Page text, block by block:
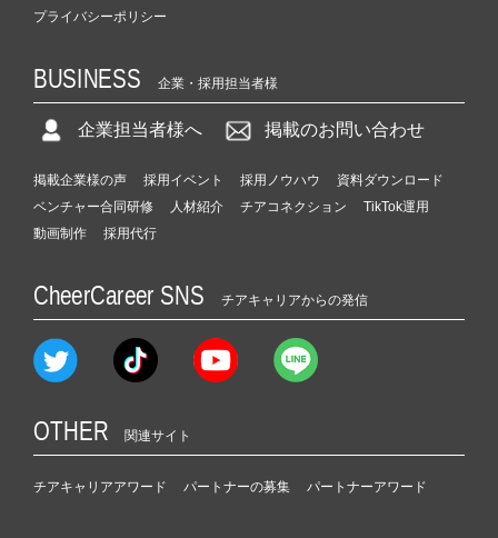
プライバシーポリシー
BUSINESS 企業・採用担当者様
企業担当者様へ 掲載のお問い合わせ
掲載企業様の声 採用イベント 採用ノウハウ
資料ダウンロード
ベンチャー合同研修
人材紹介 チアコネクション
TikTok運用
動画制作
採用代行
CheerCareer SNS チアキャリアからの発信
OTHER 関連サイト
チアキャリアアワード パートナーの募集 パートナーアワード